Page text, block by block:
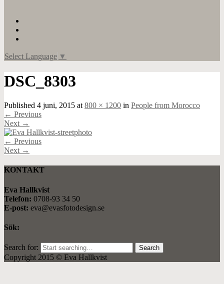
Select Language ▼
DSC_8303
Published 4 juni, 2015 at 800 × 1200 in People from Morocco
← Previous
Next →
← Previous
Next →
KONTAKT
Eva Hallkvist
Telefon: 0708-93 34 50
E-post: eva@evasfotodesign.se
Sök:
Search for:
Copyright 2015 © Eva Hallkvist